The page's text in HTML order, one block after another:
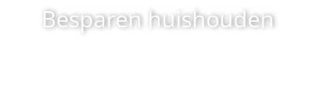
Besparen huishouden